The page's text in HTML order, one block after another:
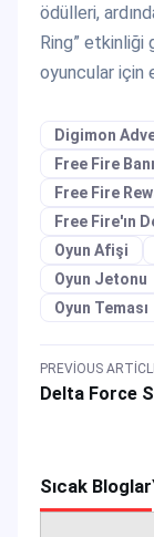
ödülleri,
Ring” etkinliği
oyuncular için
Digimon
Free Fire
Free Fire
Free Fire'ın
Oyun Afişi
Oyun Jetonu
Oyun Teması
PREVIOUS
Sıcak Bloglar